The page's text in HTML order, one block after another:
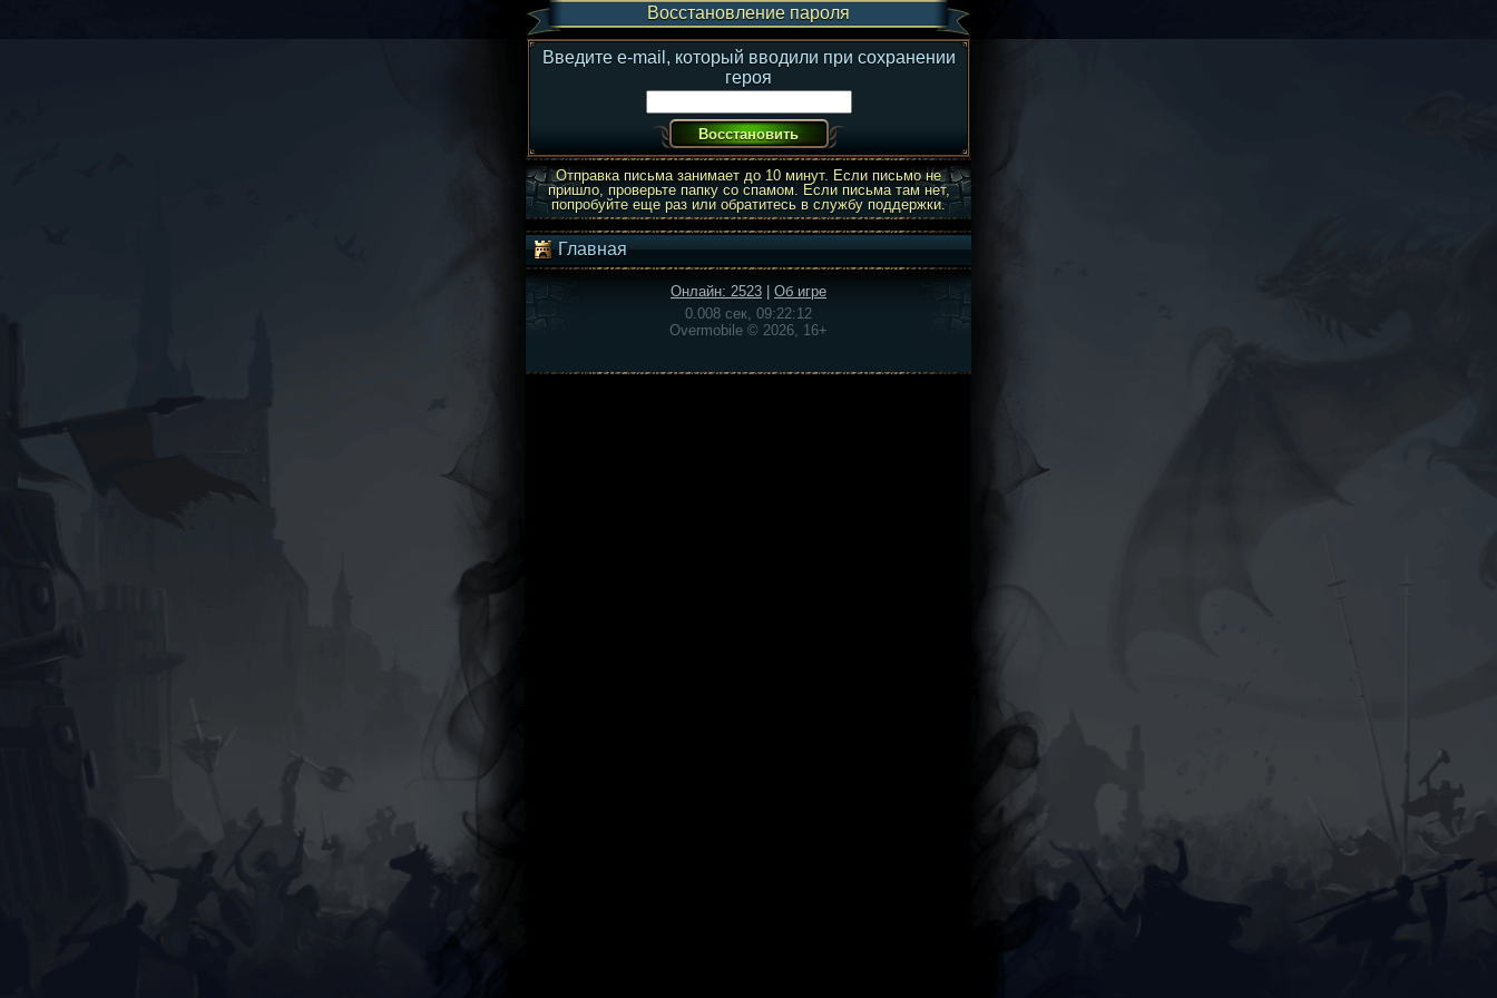
Восстановление пароля
Введите e-mail, который вводили при сохранении
героя
Отправка письма занимает до 10 минут. Если письмо не
пришло, проверьте папку со спамом. Если письма там нет,
попробуйте еще раз или обратитесь в службу поддержки.
Главная
Онлайн: 2523
Об игре
0.008 сек, 09:22:12
Overmobile © 2026, 16+